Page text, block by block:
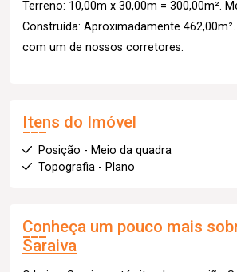
Terreno: 10,00m x 30,00m = 300,00m².
Construída: Aproximadamente
com um de nossos corretores.
Itens do Imóvel
Posição - Meio da quadra
Topografia - Plano
Conheça um pouco mais
Saraiva